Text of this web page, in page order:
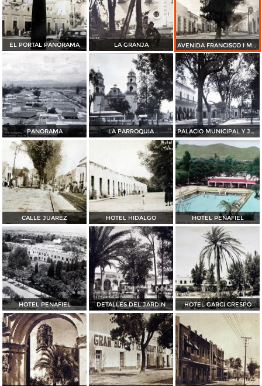
EL PORTAL PANORAMA LA GRANJA AVENIDA FRANCISCO I MADERO PANORAMA
PANORAMA LA PARROQUIA PALACIO MUNICIPAL Y JARDIN
CALLE JUAREZ HOTEL HIDALGO HOTEL PENAFIEL
HOTEL PENAFIEL DETALLES DEL JARDIN HOTEL GARCI CRESPO